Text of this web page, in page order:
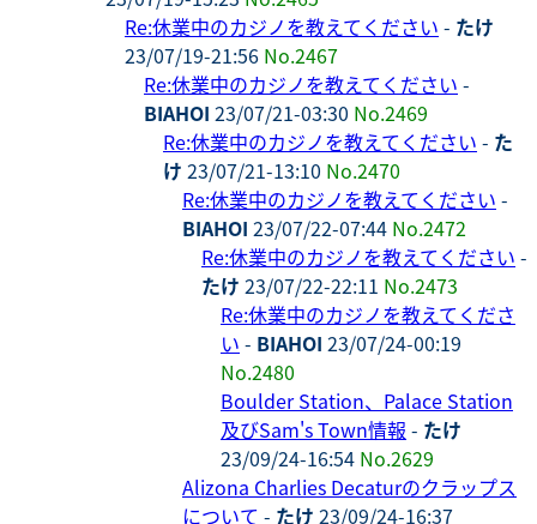
Re:休業中のカジノを教えてください - たけ
23/07/19-21:56 No.2467
Re:休業中のカジノを教えてください -
BIAHOI 23/07/21-03:30 No.2469
Re:休業中のカジノを教えてください - た
け 23/07/21-13:10 No.2470
Re:休業中のカジノを教えてください -
BIAHOI 23/07/22-07:44 No.2472
Re:休業中のカジノを教えてください -
たけ 23/07/22-22:11 No.2473
Re:休業中のカジノを教えてくださ
い - BIAHOI 23/07/24-00:19
No.2480
Boulder Station、Palace Station
及びSam's Town情報 - たけ
23/09/24-16:54 No.2629
Alizona Charlies Decaturのクラップス
について - たけ 23/09/24-16:37